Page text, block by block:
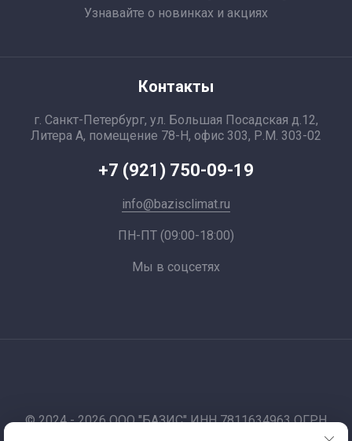
Узнавайте о новинках и акциях
Контакты
г. Санкт-Петербург, ул. Большая Посадская д.12,
Литера А, помещение 78-Н, офис 303, Р.М. 303-02
+7 (921) 750-09-19
info@bazisclimat.ru
ПН-ПТ (09:00-18:00)
Мы в соцсетях
© 2024 - 2026 ООО "БАЗИС" ИНН 7811634963 ОГРН